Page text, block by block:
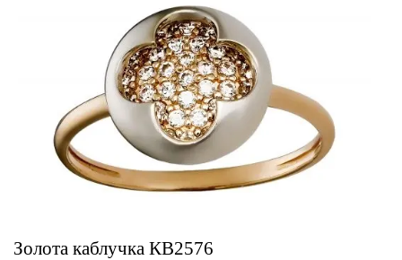
Золота каблучка КВ2576